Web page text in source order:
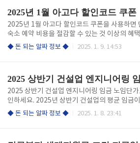
비,..
공항리무진 공식 홈페이지에 접속합니다. ✅ 홈
에 들어가면 다양한 정보와 함께 예매하기 위한
찾을 수 있습니다. ✅ 배차 간격이 널널하므로 미
하는 것이 좋습니다. 아래 링크에서 간편하게 예
요! 공항버스 간편 예매하기 2. 예매 메뉴 선택
지를 선..
2025년 1월 아고다 할인코드 쿠폰
2025년 1월 아고다 할인코드 쿠폰을 사용하면
숙소 예약 비용을 절감할 수 있는 것 이상의 혜
릴 수 있습니다. 인기 있는 숙소에서 최대 8%까
세요! 아고다 할인코드 쿠폰 1. 1월 아고다 할
드 ✅ AGDBENE5 코드를 사용하면 전 세계 호
5% 할인을 받을 수 있습니다. ✅ 또한, AGD8 코
통해 이탈리아, 독일, 몰디브와 같은 인기 여행지
8% 할인을 받을 수 있습니다. 코드 할인율 대상 AGD
◆ 돈 되는 알짜 정보 ◆ 2025. 1. 9. 14:53
2025 상반기 건설업 엔지니어링 임금 노임단가
인하세요. 2025년 상반기 건설업의 평균 임금
대비 1.93% 상승했습니다! 건설업계의 인력 수
◆ 돈 되는 알짜 정보 ◆ 2025. 1. 8. 23:41